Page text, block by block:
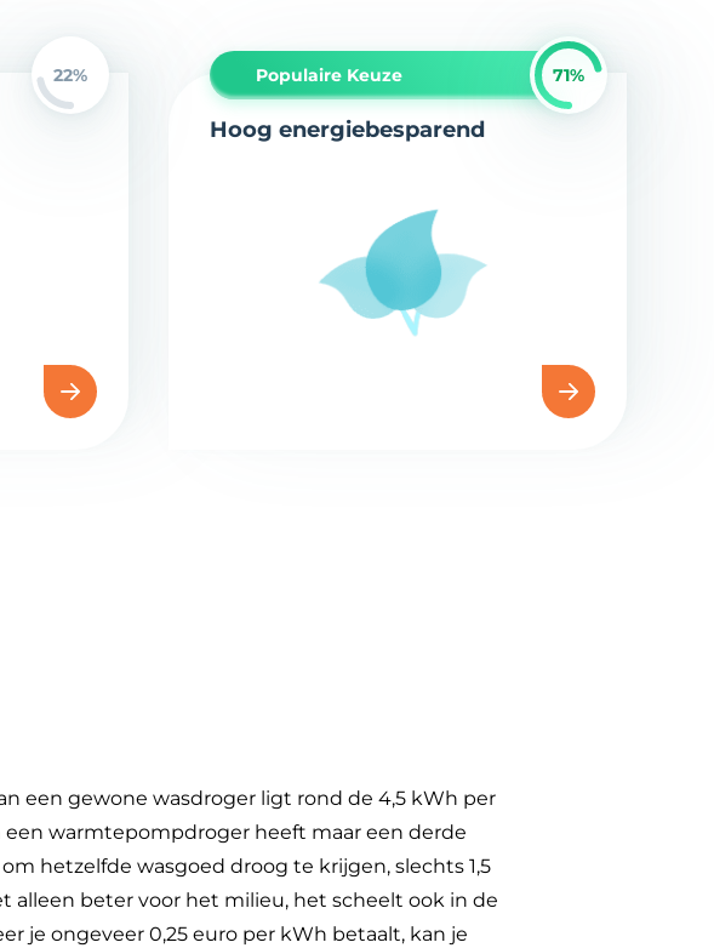
22% Populaire Keuze 71%
Hoog energiebesparend
een gewone wasdroger ligt rond de 4,5 kWh per
warmtepompdroger heeft maar een derde
hetzelfde wasgoed droog te krijgen, slechts 1,5
alleen beter voor het milieu, het scheelt ook in de
je ongeveer 0,25 euro per kWh betaalt, kan je